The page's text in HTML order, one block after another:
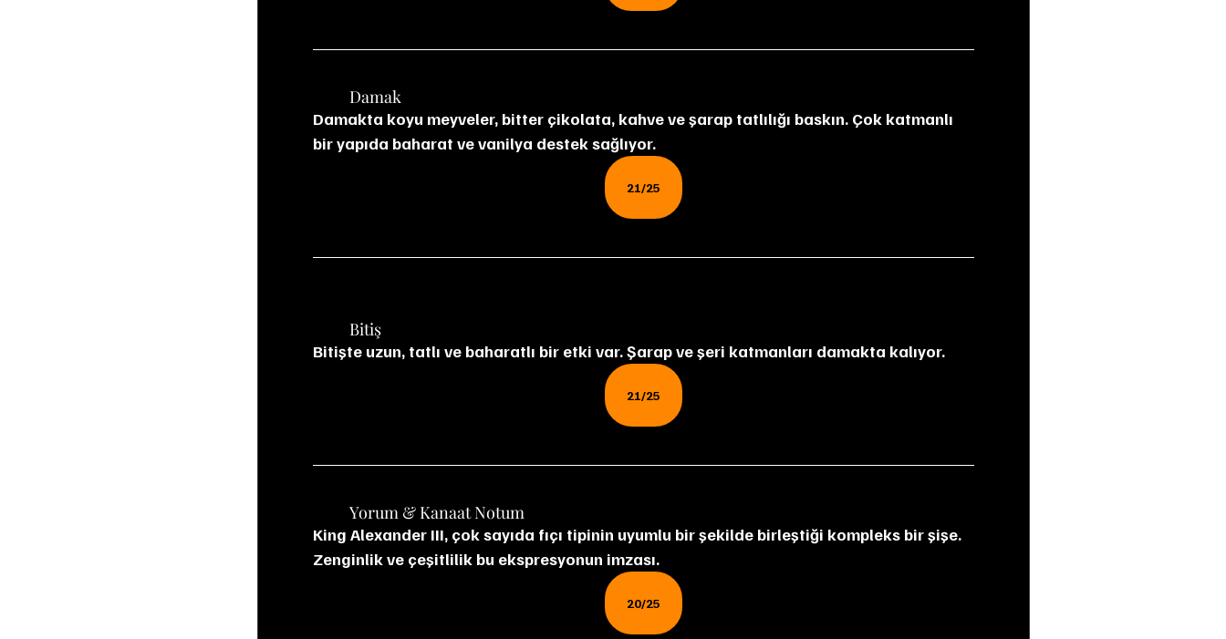
	Damak
Damakta koyu meyveler, bitter çikolata, kahve ve şarap tatlılığı baskın. Çok katmanlı
bir yapıda baharat ve vanilya destek sağlıyor.
21/25
	Bitiş
Bitişte uzun, tatlı ve baharatlı bir etki var. Şarap ve şeri katmanları damakta kalıyor.
21/25
	Yorum & Kanaat Notum
King Alexander III, çok sayıda fıçı tipinin uyumlu bir şekilde birleştiği kompleks bir şişe.
Zenginlik ve çeşitlilik bu ekspresyonun imzası.
20/25